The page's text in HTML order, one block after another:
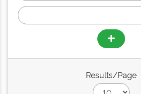
Results/Page